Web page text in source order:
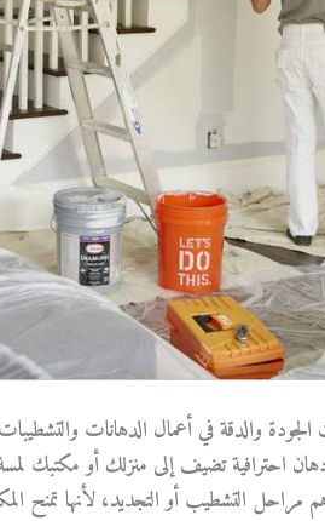
والدقة في أعمال الدهانات
احترافية تضيف إلى منزلك أو مكتبك لمسة
مراحل التشطيب أو التجديد، لأنها تمنح